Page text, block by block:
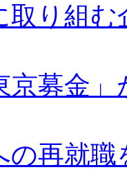
取り組
京募金
の再就職